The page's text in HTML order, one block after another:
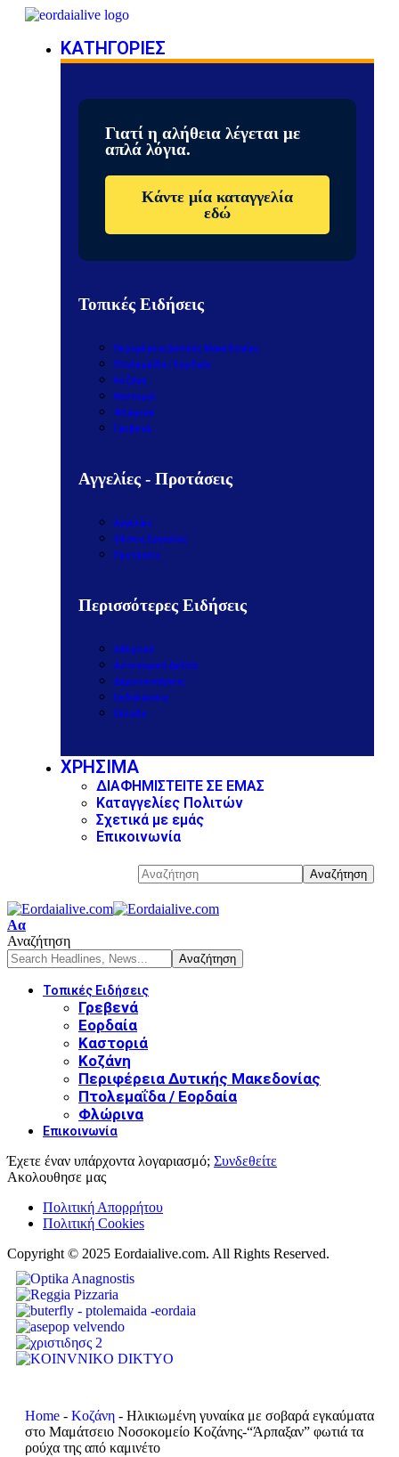
ΚΑΤΗΓΟΡΙΕΣ
Γιατί η αλήθεια λέγεται με
απλά λόγια.
Κάντε μία καταγγελία
εδώ
Τοπικές Ειδήσεις
Περιφέρεια Δυτικής Μακεδονίας
Πτολεμαΐδα / Εορδαία
Κοζάνη
Καστοριά
Φλώρινα
Γρεβενά
Αγγελίες - Προτάσεις
Αγγελίες
Θέσεις Εργασίας
Προτάσεις
Περισσότερες Ειδήσεις
Αθλητικά
Αστυνομικό Δελτίο
Δημοσκοπήσεις
Εκδηλώσεις
Ελλάδα
ΧΡΗΣΙΜΑ
ΔΙΑΦΗΜΙΣΤΕΙΤΕ ΣΕ ΕΜΑΣ
Καταγγελίες Πολιτών
Σχετικά με εμάς
Επικοινωνία
Αα
Αναζήτηση
Τοπικές Ειδήσεις
Γρεβενά
Εορδαία
Καστοριά
Κοζάνη
Περιφέρεια Δυτικής Μακεδονίας
Πτολεμαΐδα / Εορδαία
Φλώρινα
Επικοινωνία
Έχετε έναν υπάρχοντα λογαριασμό; Συνδεθείτε
Ακολουθησε μας
Πολιτική Απορρήτου
Πολιτική Cookies
Copyright © 2025 Eordaialive.com. All Rights Reserved.
Home - Κοζάνη - Ηλικιωμένη γυναίκα με σοβαρά εγκαύματα
στο Μαμάτσειο Νοσοκομείο Κοζάνης-“Άρπαξαν” φωτιά τα
ρούχα της από καμινέτο